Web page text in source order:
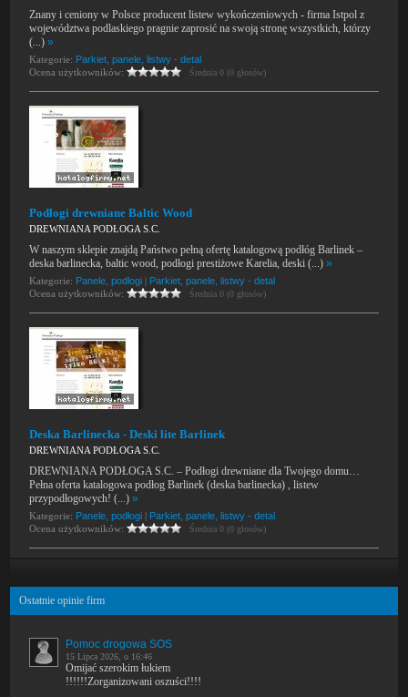
Znany i ceniony w Polsce producent listew wykończeniowych - firma Istpol z
województwa podlaskiego pragnie zaprosić na swoją stronę wszystkich, którzy
(...)»
Kategorie: Parkiet, panele, listwy - detal
Ocena użytkowników:
Średnia 0 (0 głosów)
Podłogi drewniane Baltic Wood
DREWNIANA PODŁOGA S.C.
W naszym sklepie znajdą Państwo pełną ofertę katalogową podłóg Barlinek –
deska barlinecka, baltic wood, podłogi prestiżowe Karelia, deski (...)»
Kategorie: Panele, podłogi | Parkiet, panele, listwy - detal
Ocena użytkowników:
Średnia 0 (0 głosów)
Deska Barlinecka - Deski lite Barlinek
DREWNIANA PODŁOGA S.C.
DREWNIANA PODŁOGA S.C. – Podłogi drewniane dla Twojego domu…
Pełna oferta katalogowa podłog Barlinek (deska barlinecka) , listew
przypodłogowych! (...)»
Kategorie: Panele, podłogi | Parkiet, panele, listwy - detal
Ocena użytkowników:
Średnia 0 (0 głosów)
Ostatnie opinie firm
Pomoc drogowa SOS
15 Lipca 2026, o 16:46
Omijać szerokim łukiem
!!!!!!Zorganizowani oszuści!!!!